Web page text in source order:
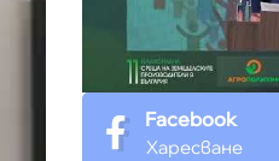
Facebook
Харесване